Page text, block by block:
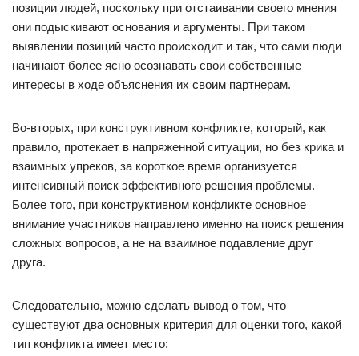
позиции людей, поскольку при отстаивании своего мнения
они подыскивают основания и аргументы. При таком
выявлении позиций часто происходит и так, что сами люди
начинают более ясно осознавать свои собственные
интересы в ходе объяснения их своим партнерам.
Во-вторых, при конструктивном конфликте, который, как
правило, протекает в напряженной ситуации, но без крика и
взаимных упреков, за короткое время организуется
интенсивный поиск эффективного решения проблемы.
Более того, при конструктивном конфликте основное
внимание участников направлено именно на поиск решения
сложных вопросов, а не на взаимное подавление друг
друга.
Следовательно, можно сделать вывод о том, что
существуют два основных критерия для оценки того, какой
тип конфликта имеет место: